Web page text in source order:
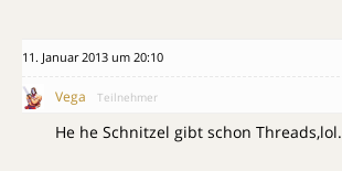
11. Januar 2013 um 20:10
Vega Teilnehmer
He he Schnitzel gibt schon Threads,lol.